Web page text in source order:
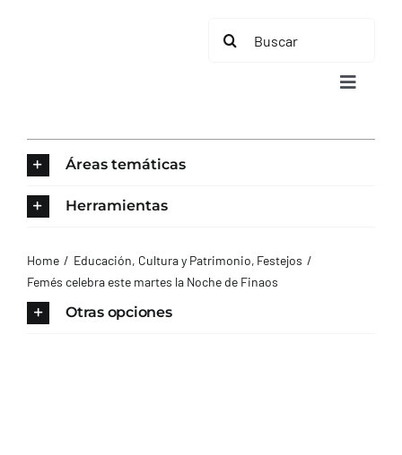
Buscar:
Toggle
Áreas temáticas
Herramientas
Home Educación, Cultura y Patrimonio Festejos
Femés celebra este martes la Noche de Finaos
Otras opciones